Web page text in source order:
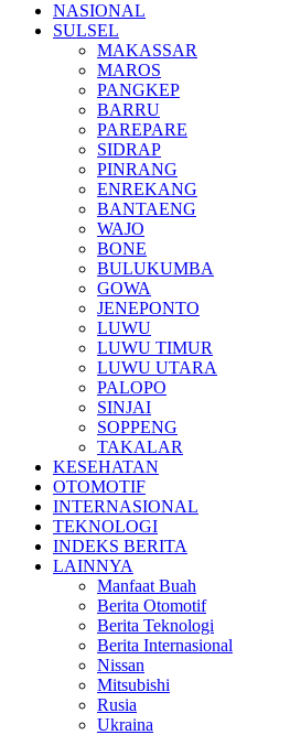
NASIONAL
SULSEL
MAKASSAR
MAROS
PANGKEP
BARRU
PAREPARE
SIDRAP
PINRANG
ENREKANG
BANTAENG
WAJO
BONE
BULUKUMBA
GOWA
JENEPONTO
LUWU
LUWU TIMUR
LUWU UTARA
PALOPO
SINJAI
SOPPENG
TAKALAR
KESEHATAN
OTOMOTIF
INTERNASIONAL
TEKNOLOGI
INDEKS BERITA
LAINNYA
Manfaat Buah
Berita Otomotif
Berita Teknologi
Berita Internasional
Nissan
Mitsubishi
Rusia
Ukraina